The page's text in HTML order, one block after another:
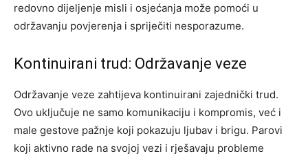
redovno dijeljenje misli i osjećanja može pomoći u
održavanju povjerenja i spriječiti nesporazume.
Kontinuirani trud: Održavanje veze
Održavanje veze zahtijeva kontinuirani zajednički trud.
Ovo uključuje ne samo komunikaciju i kompromis, već i
male gestove pažnje koji pokazuju ljubav i brigu. Parovi
koji aktivno rade na svojoj vezi i rješavaju probleme